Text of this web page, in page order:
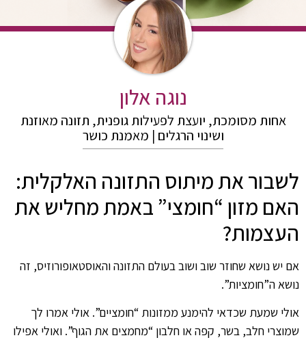
נוגה אלון
אחות מסומכת, יועצת לפעילות גופנית, תזונה מאוזנת
ושינוי הרגלים | מאמנת כושר
לשבור את מיתוס התזונה האלקלית:
האם מזון “חומצי” באמת מחליש את
העצמות?
אם יש נושא שחוזר שוב ושוב בעולם התזונה והאוסטאופורוזיס, זה
נושא ה”חומציות”.
אולי שמעת שכדאי להימנע ממזונות “חומציים”. אולי אמרו לך
שמוצרי חלב, בשר, קפה או חלבון “מחמצים את הגוף”. ואולי אפילו